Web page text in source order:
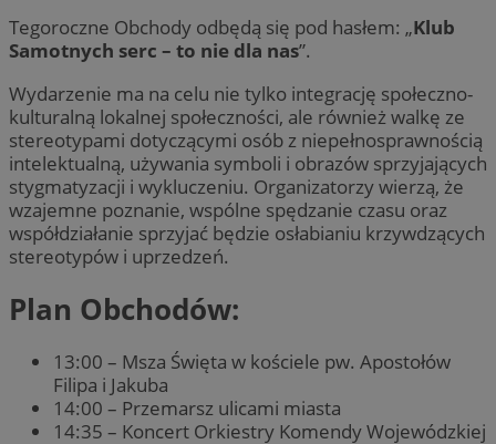
Tegoroczne Obchody odbędą się pod hasłem: „Klub
Samotnych serc – to nie dla nas”.
Wydarzenie ma na celu nie tylko integrację społeczno-
kulturalną lokalnej społeczności, ale również walkę ze
stereotypami dotyczącymi osób z niepełnosprawnością
intelektualną, używania symboli i obrazów sprzyjających
stygmatyzacji i wykluczeniu. Organizatorzy wierzą, że
wzajemne poznanie, wspólne spędzanie czasu oraz
współdziałanie sprzyjać będzie osłabianiu krzywdzących
stereotypów i uprzedzeń.
Plan Obchodów:
13:00 – Msza Święta w kościele pw. Apostołów
Filipa i Jakuba
14:00 – Przemarsz ulicami miasta
14:35 – Koncert Orkiestry Komendy Wojewódzkiej